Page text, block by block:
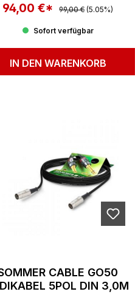
Verkaufspreis:
94,00 €* Regulärer Preis:
99,00 € (5.05%)
Sofort verfügbar
IN DEN WARENKORB
CABLE GO50
5POL DIN 3,0M